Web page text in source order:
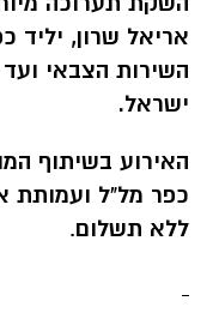
אריאל שרון, יליד
השירות הצבאי
ישראל.
האירוע בשיתוף
כפר מל"ל ועמותת
ללא תשלום.